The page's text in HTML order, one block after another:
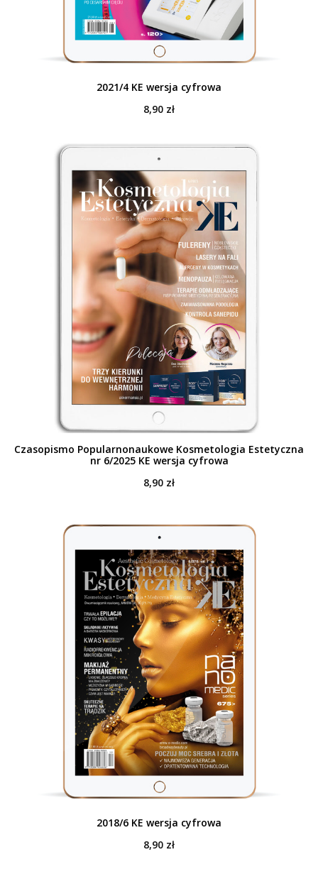
2021/4 KE wersja cyfrowa
8,90 zł
Czasopismo Popularnonaukowe Kosmetologia Estetyczna
nr 6/2025 KE wersja cyfrowa
8,90 zł
2018/6 KE wersja cyfrowa
8,90 zł